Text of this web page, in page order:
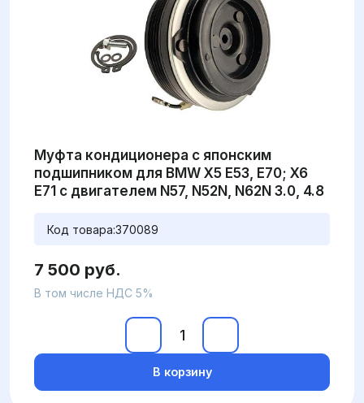
Муфта кондиционера с японским
подшипником для BMW X5 E53, E70; X6
E71 с двигателем N57, N52N, N62N 3.0, 4.8
Код товара:370089
7 500 руб.
В том числе НДС 5%
В корзину